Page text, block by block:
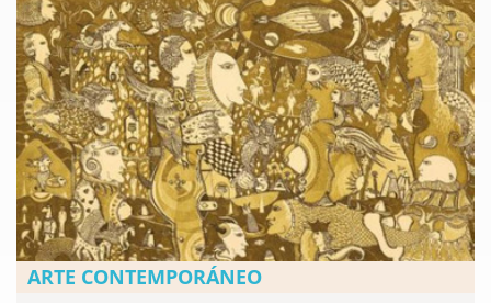
ARTE CONTEMPORÁNEO